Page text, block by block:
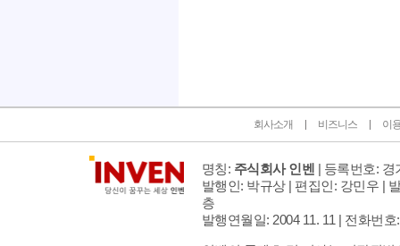
회사소개 비즈니스 이
명칭: 주식회사 인벤 | 등록번호: 경
발행인: 박규상 | 편집인: 강민우 |
층
발행연월일: 2004 11. 11 | 전화번호